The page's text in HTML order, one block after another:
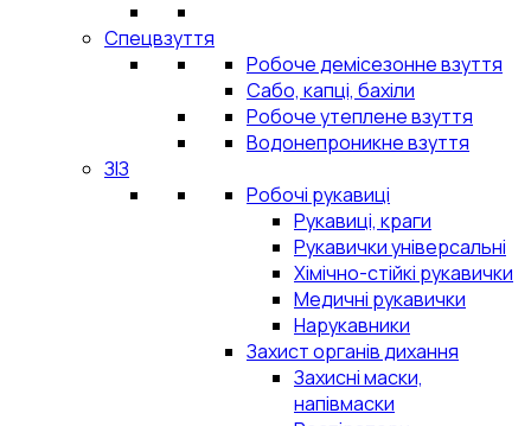
Спецвзуття
Робоче демісезонне взуття
Сабо, капці, бахіли
Робоче утеплене взуття
Водонепроникне взуття
ЗІЗ
Робочі рукавиці
Рукавиці, краги
Рукавички універсальні
Хімічно-стійкі рукавички
Медичні рукавички
Нарукавники
Захист органів дихання
Захисні маски,
напівмаски